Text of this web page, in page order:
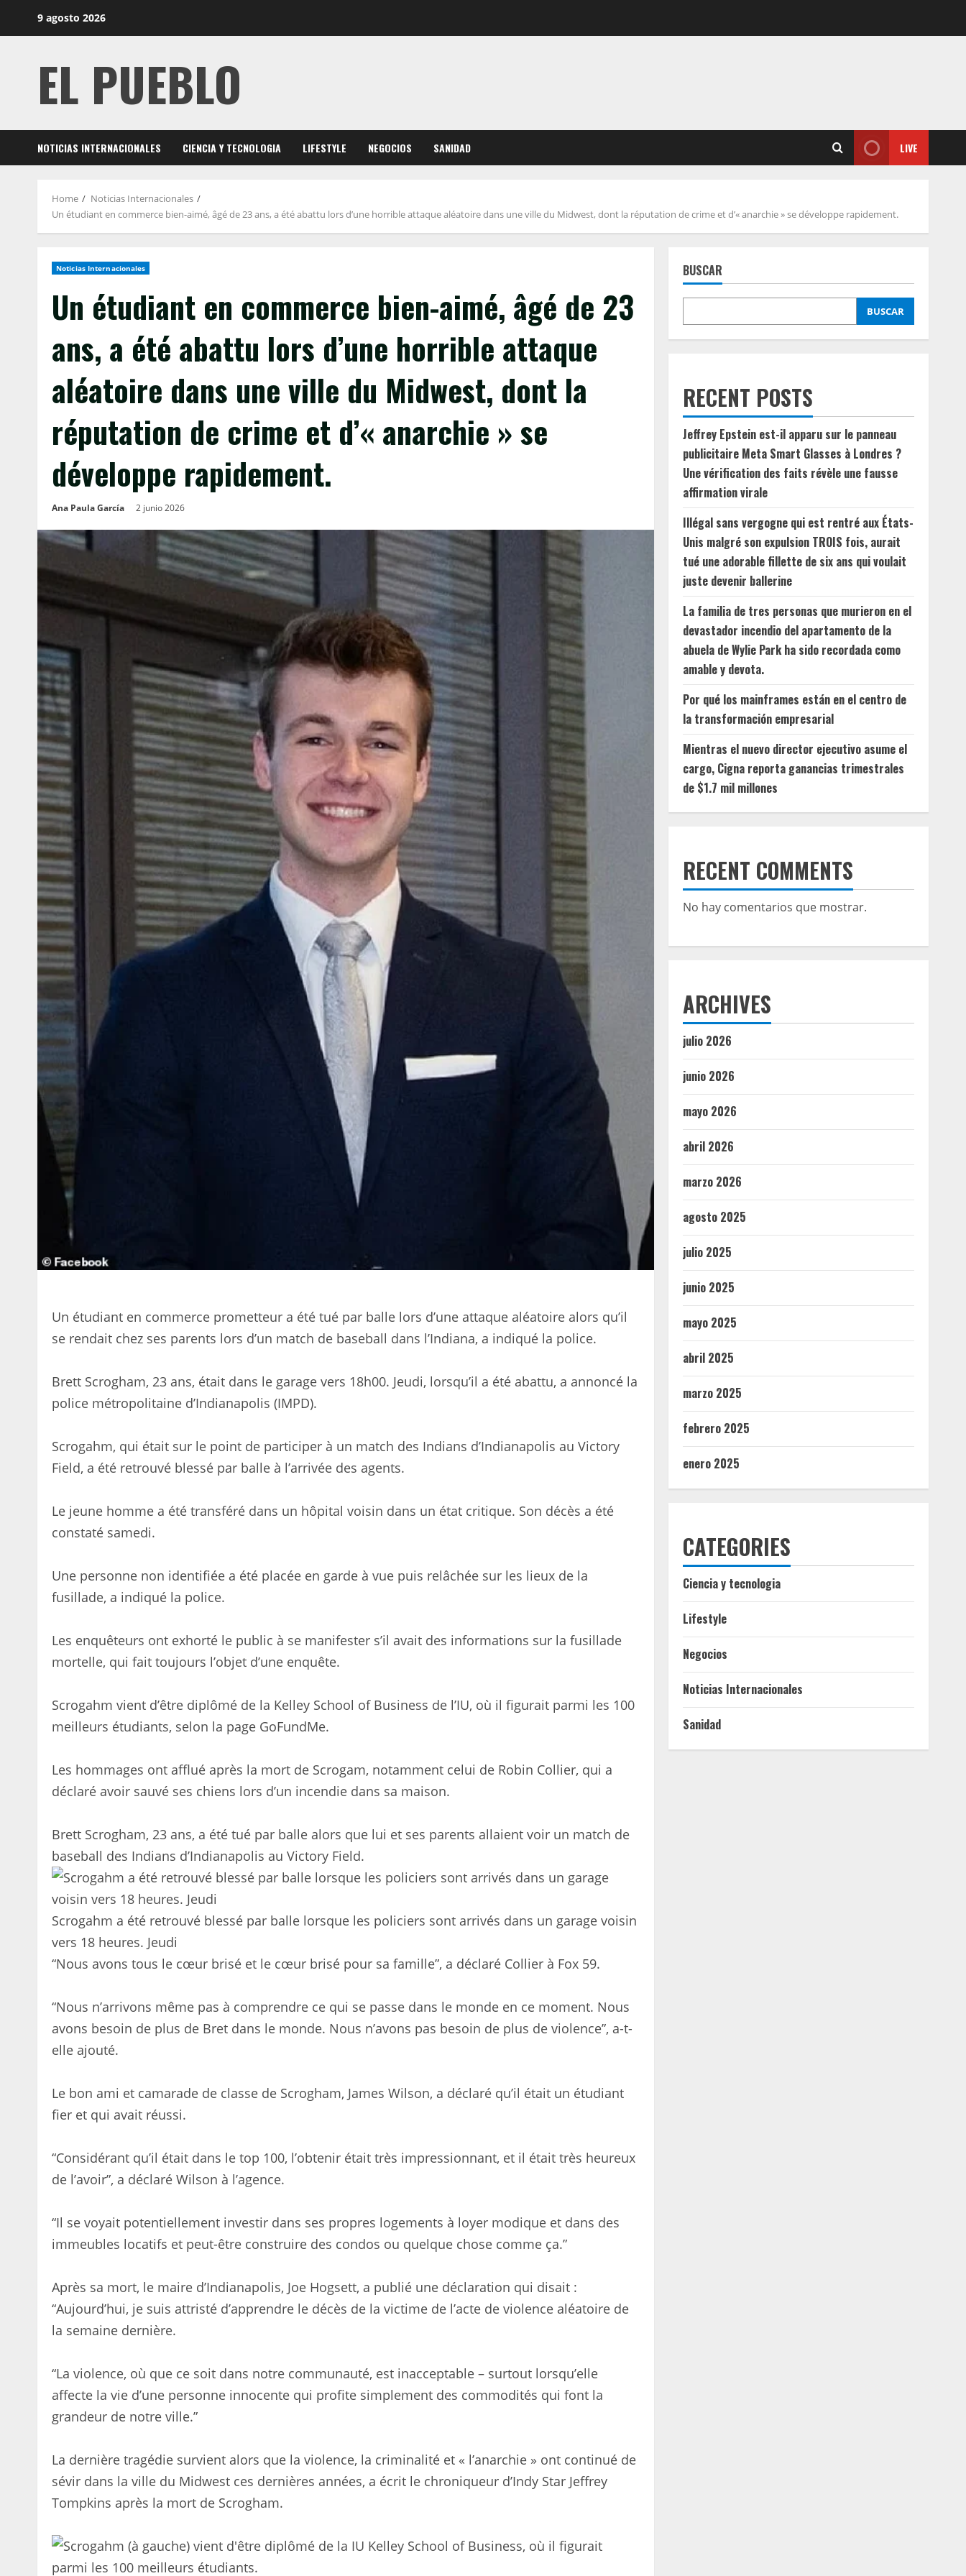
9 agosto 2026
EL PUEBLO
NOTICIAS INTERNACIONALES CIENCIA Y TECNOLOGIA LIFESTYLE NEGOCIOS SANIDAD LIVE
Home
Noticias Internacionales
Un étudiant en commerce bien-aimé, âgé de 23 ans, a été abattu lors d’une horrible attaque aléatoire dans une ville du Midwest, dont la réputation de crime et d’« anarchie » se développe rapidement.
Noticias Internacionales
Un étudiant en commerce bien-aimé, âgé de 23
ans, a été abattu lors d’une horrible attaque
aléatoire dans une ville du Midwest, dont la
réputation de crime et d’« anarchie » se
développe rapidement.
Ana Paula García 2 junio 2026
Un étudiant en commerce prometteur a été tué par balle lors d’une attaque aléatoire alors qu’il
se rendait chez ses parents lors d’un match de baseball dans l’Indiana, a indiqué la police.
Brett Scrogham, 23 ans, était dans le garage vers 18h00. Jeudi, lorsqu’il a été abattu, a annoncé la
police métropolitaine d’Indianapolis (IMPD).
Scrogahm, qui était sur le point de participer à un match des Indians d’Indianapolis au Victory
Field, a été retrouvé blessé par balle à l’arrivée des agents.
Le jeune homme a été transféré dans un hôpital voisin dans un état critique. Son décès a été
constaté samedi.
Une personne non identifiée a été placée en garde à vue puis relâchée sur les lieux de la
fusillade, a indiqué la police.
Les enquêteurs ont exhorté le public à se manifester s’il avait des informations sur la fusillade
mortelle, qui fait toujours l’objet d’une enquête.
Scrogahm vient d’être diplômé de la Kelley School of Business de l’IU, où il figurait parmi les 100
meilleurs étudiants, selon la page GoFundMe.
Les hommages ont afflué après la mort de Scrogam, notamment celui de Robin Collier, qui a
déclaré avoir sauvé ses chiens lors d’un incendie dans sa maison.
Brett Scrogham, 23 ans, a été tué par balle alors que lui et ses parents allaient voir un match de
baseball des Indians d’Indianapolis au Victory Field.
Scrogahm a été retrouvé blessé par balle lorsque les policiers sont arrivés dans un garage voisin
vers 18 heures. Jeudi
“Nous avons tous le cœur brisé et le cœur brisé pour sa famille”, a déclaré Collier à Fox 59.
“Nous n’arrivons même pas à comprendre ce qui se passe dans le monde en ce moment. Nous
avons besoin de plus de Bret dans le monde. Nous n’avons pas besoin de plus de violence”, a-t-
elle ajouté.
Le bon ami et camarade de classe de Scrogham, James Wilson, a déclaré qu’il était un étudiant
fier et qui avait réussi.
“Considérant qu’il était dans le top 100, l’obtenir était très impressionnant, et il était très heureux
de l’avoir”, a déclaré Wilson à l’agence.
“Il se voyait potentiellement investir dans ses propres logements à loyer modique et dans des
immeubles locatifs et peut-être construire des condos ou quelque chose comme ça.”
Après sa mort, le maire d’Indianapolis, Joe Hogsett, a publié une déclaration qui disait :
“Aujourd’hui, je suis attristé d’apprendre le décès de la victime de l’acte de violence aléatoire de
la semaine dernière.
“La violence, où que ce soit dans notre communauté, est inacceptable – surtout lorsqu’elle
affecte la vie d’une personne innocente qui profite simplement des commodités qui font la
grandeur de notre ville.”
La dernière tragédie survient alors que la violence, la criminalité et « l’anarchie » ont continué de
sévir dans la ville du Midwest ces dernières années, a écrit le chroniqueur d’Indy Star Jeffrey
Tompkins après la mort de Scrogham.
BUSCAR
BUSCAR
RECENT POSTS
Jeffrey Epstein est-il apparu sur le panneau
publicitaire Meta Smart Glasses à Londres ?
Une vérification des faits révèle une fausse
affirmation virale
Illégal sans vergogne qui est rentré aux États-
Unis malgré son expulsion TROIS fois, aurait
tué une adorable fillette de six ans qui voulait
juste devenir ballerine
La familia de tres personas que murieron en el
devastador incendio del apartamento de la
abuela de Wylie Park ha sido recordada como
amable y devota.
Por qué los mainframes están en el centro de
la transformación empresarial
Mientras el nuevo director ejecutivo asume el
cargo, Cigna reporta ganancias trimestrales
de $1.7 mil millones
RECENT COMMENTS
No hay comentarios que mostrar.
ARCHIVES
julio 2026
junio 2026
mayo 2026
abril 2026
marzo 2026
agosto 2025
julio 2025
junio 2025
mayo 2025
abril 2025
marzo 2025
febrero 2025
enero 2025
CATEGORIES
Ciencia y tecnologia
Lifestyle
Negocios
Noticias Internacionales
Sanidad